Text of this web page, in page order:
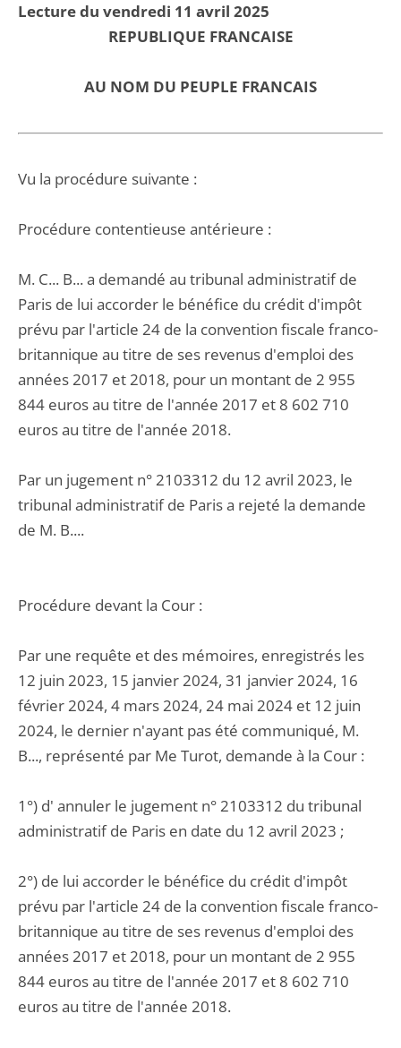
Lecture du vendredi 11 avril 2025
REPUBLIQUE FRANCAISE
AU NOM DU PEUPLE FRANCAIS
Vu la procédure suivante :
Procédure contentieuse antérieure :
M. C... B... a demandé au tribunal administratif de
Paris de lui accorder le bénéfice du crédit d'impôt
prévu par l'article 24 de la convention fiscale franco-
britannique au titre de ses revenus d'emploi des
années 2017 et 2018, pour un montant de 2 955
844 euros au titre de l'année 2017 et 8 602 710
euros au titre de l'année 2018.
Par un jugement n° 2103312 du 12 avril 2023, le
tribunal administratif de Paris a rejeté la demande
de M. B....
Procédure devant la Cour :
Par une requête et des mémoires, enregistrés les
12 juin 2023, 15 janvier 2024, 31 janvier 2024, 16
février 2024, 4 mars 2024, 24 mai 2024 et 12 juin
2024, le dernier n'ayant pas été communiqué, M.
B..., représenté par Me Turot, demande à la Cour :
1°) d' annuler le jugement n° 2103312 du tribunal
administratif de Paris en date du 12 avril 2023 ;
2°) de lui accorder le bénéfice du crédit d'impôt
prévu par l'article 24 de la convention fiscale franco-
britannique au titre de ses revenus d'emploi des
années 2017 et 2018, pour un montant de 2 955
844 euros au titre de l'année 2017 et 8 602 710
euros au titre de l'année 2018.